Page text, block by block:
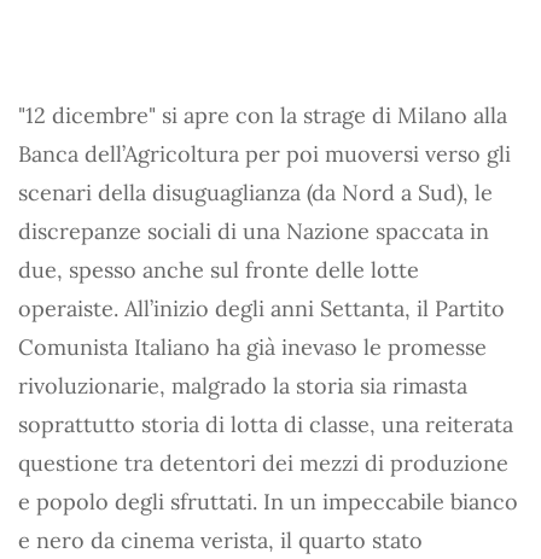
"12 dicembre" si apre con la strage di Milano alla
Banca dell’Agricoltura per poi muoversi verso gli
scenari della disuguaglianza (da Nord a Sud), le
discrepanze sociali di una Nazione spaccata in
due, spesso anche sul fronte delle lotte
operaiste. All’inizio degli anni Settanta, il Partito
Comunista Italiano ha già inevaso le promesse
rivoluzionarie, malgrado la storia sia rimasta
soprattutto storia di lotta di classe, una reiterata
questione tra detentori dei mezzi di produzione
e popolo degli sfruttati. In un impeccabile bianco
e nero da cinema verista, il quarto stato